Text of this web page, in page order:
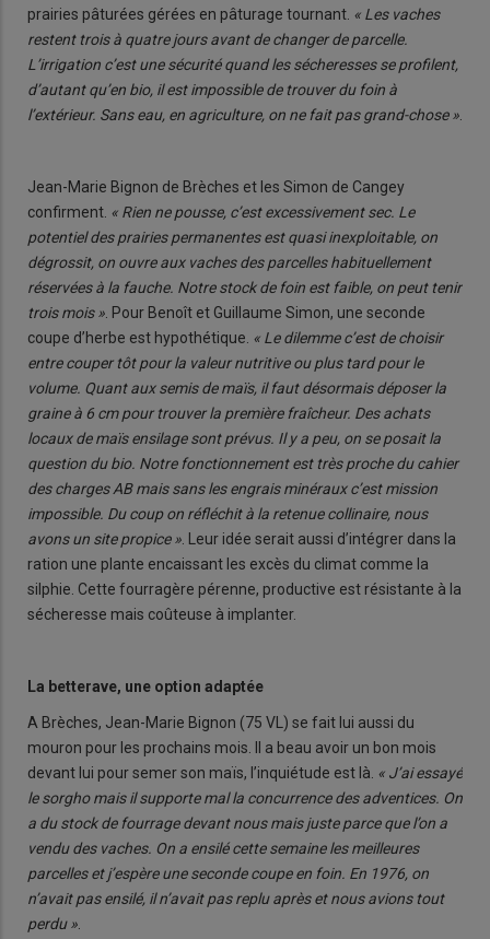
prairies pâturées gérées en pâturage tournant. « Les vaches
restent trois à quatre jours avant de changer de parcelle.
L’irrigation c’est une sécurité quand les sécheresses se profilent,
d’autant qu’en bio, il est impossible de trouver du foin à
l’extérieur. Sans eau, en agriculture, on ne fait pas grand-chose »
Jean-Marie Bignon de Brèches et les Simon de Cangey
confirment. « Rien ne pousse, c’est excessivement sec. Le
potentiel des prairies permanentes est quasi inexploitable, on
dégrossit, on ouvre aux vaches des parcelles habituellement
réservées à la fauche. Notre stock de foin est faible, on peut tenir
trois mois » . Pour Benoît et Guillaume Simon, une seconde
coupe d’herbe est hypothétique. « Le dilemme c’est de choisir
entre couper tôt pour la valeur nutritive ou plus tard pour le
volume. Quant aux semis de maïs, il faut désormais déposer la
graine à 6 cm pour trouver la première fraîcheur. Des achats
locaux de maïs ensilage sont prévus. Il y a peu, on se posait la
question du bio. Notre fonctionnement est très proche du cahier
des charges AB mais sans les engrais minéraux c’est mission
impossible. Du coup on réfléchit à la retenue collinaire, nous
avons un site propice » . Leur idée serait aussi d’intégrer dans la
ration une plante encaissant les excès du climat comme la
silphie. Cette fourragère pérenne, productive est résistante à la
sécheresse mais coûteuse à implanter.
La betterave, une option adaptée
A Brèches, Jean-Marie Bignon (75 VL) se fait lui aussi du
mouron pour les prochains mois. Il a beau avoir un bon mois
devant lui pour semer son maïs, l’inquiétude est là. « J’ai essayé
le sorgho mais il supporte mal la concurrence des adventices. On
a du stock de fourrage devant nous mais juste parce que l’on a
vendu des vaches. On a ensilé cette semaine les meilleures
parcelles et j’espère une seconde coupe en foin. En 1976, on
n’avait pas ensilé, il n’avait pas replu après et nous avions tout
perdu »